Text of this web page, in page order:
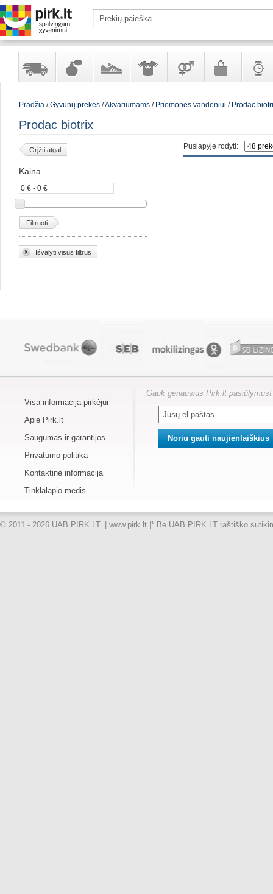
Yra
Kvepalai
kosmetika
AvalynėAprangaPrekės
Galanterija
Pradžia/Gyvūnų prekės/Akvariumams/ Priemonės vandeniui / Prodac
Prodac biotrix
Puslapyje rodyti:
Grįžti atgal
Kaina
Filtruoti
Išvalyti visus filtrus
Visa informacija pirkėjui
Apie Pirk.lt
Saugumas ir garantijos
Privatumo politika
Kontaktinė informacija
Tinklalapio medis
Gauk geriausius Pirk.lt pasiūlymus!
© 2011 - 2026 UAB PIRK LT. | www.pirk.lt |* Be UAB PIRK LT raštiško